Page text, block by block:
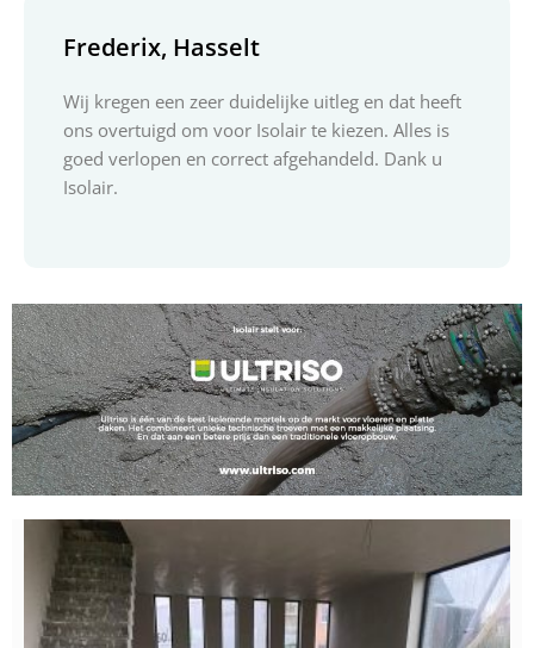
Frederix, Hasselt
Wij kregen een zeer duidelijke uitleg en dat heeft
ons overtuigd om voor Isolair te kiezen. Alles is
goed verlopen en correct afgehandeld. Dank u
Isolair.